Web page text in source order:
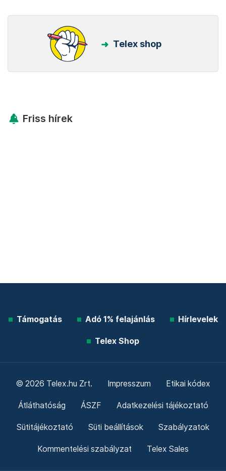
Telex shop
Friss hírek
Támogatás Adó 1% felajánlás Hírlevelek
Telex Shop
© 2026 Telex.hu Zrt. Impresszum Etikai kódex
Átláthatóság ÁSZF Adatkezelési tájékoztató
Sütitájékoztató Süti beállítások Szabályzatok
Kommentelési szabályzat Telex Sales